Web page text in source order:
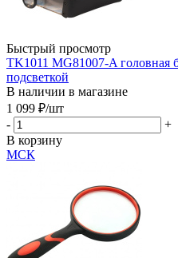
Быстрый просмотр
TK1011 MG81007-A головная
подсветкой
В наличии в магазине
1 099 ₽/шт
-
+
В корзину
МСК